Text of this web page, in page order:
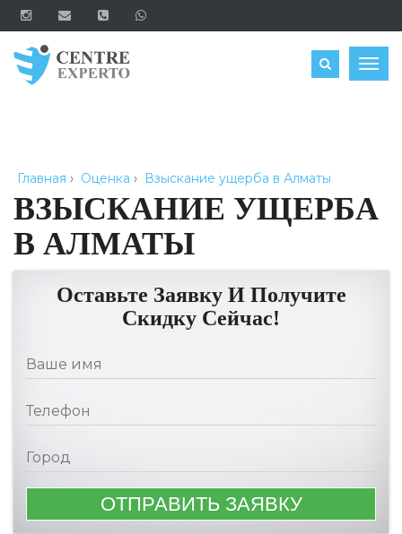
ЗАКАЗАТЬ
Главная › Оценка › Взыскание ущерба в Алматы
ВЗЫСКАНИЕ УЩЕРБА
В АЛМАТЫ
Оставьте Заявку И Получите
Скидку Сейчас!